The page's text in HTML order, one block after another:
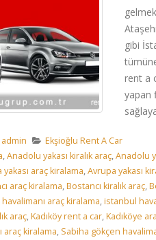
gibi
rent a
yapan
admin
Ekşioğlu Rent A Car
,Anadolu yakası kiralık araç,Anadolu
yakası araç kiralama,Avrupa yakası
araç kiralama,Bostancı kiralık araç,
araç kiralama,istanbul
araç,Kadıköy rent a car,Kadıköye
araç kiralama, Sabiha gökçen